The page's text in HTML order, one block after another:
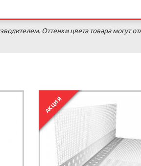
Оттенки цвета товара могут
АКЦИЯ